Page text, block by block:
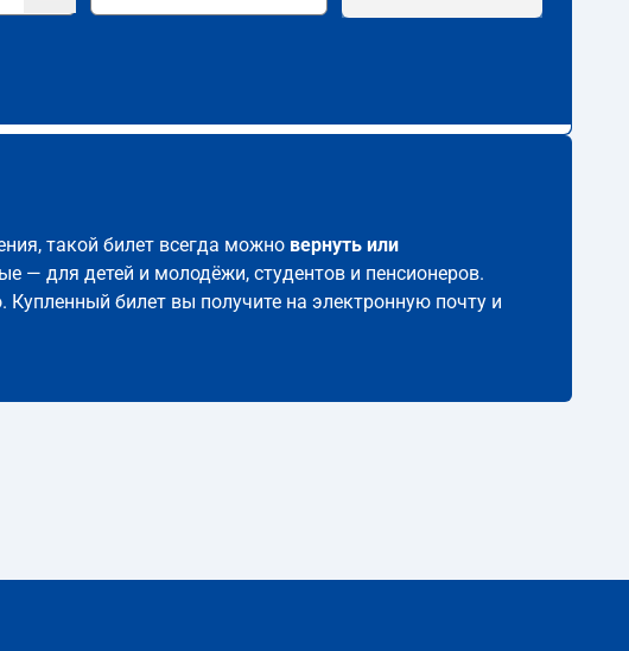
такой билет всегда можно вернуть или
— для детей и молодёжи, студентов и пенсионеров.
Купленный билет вы получите на электронную почту и